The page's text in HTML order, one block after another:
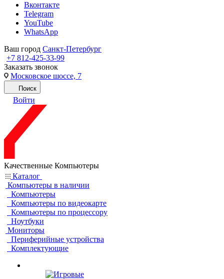
Вконтакте
Telegram
YouTube
WhatsApp
Ваш город Санкт-Петербург
+7 812-425-33-99
Заказать звонок
Московское шоссе, 7
Поиск
Войти
Качественные Компьютеры
Каталог
Компьютеры в наличии
Компьютеры
Компьютеры по видеокарте
Компьютеры по процессору
Ноутбуки
Мониторы
Периферийные устройства
Комплектующие